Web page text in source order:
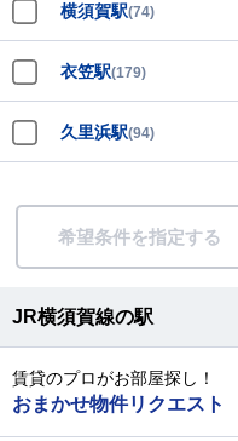
横須賀駅(74)
衣笠駅(179)
久里浜駅(94)
希望条件を指定する
JR横須賀線の駅
賃貸のプロがお部屋探し！
おまかせ物件リクエスト